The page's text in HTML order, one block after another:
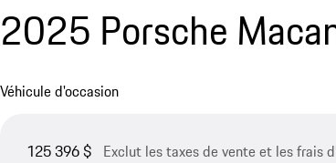
2025 Porsche
Véhicule d'occasion
125 396 $ Exclut les taxes de vente et les frais